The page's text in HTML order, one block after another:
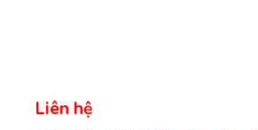
Liên hệ